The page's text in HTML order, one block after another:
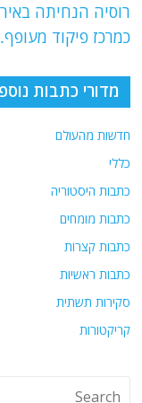
רוסיה הנחיתה
כמרכז פיקוד
מדורי כתבות
חדשות מהעולם
כללי
כתבות היסטוריה
כתבות מומחים
כתבות קצרות
כתבות ראשיות
סקירות תשתית
קריקטורות